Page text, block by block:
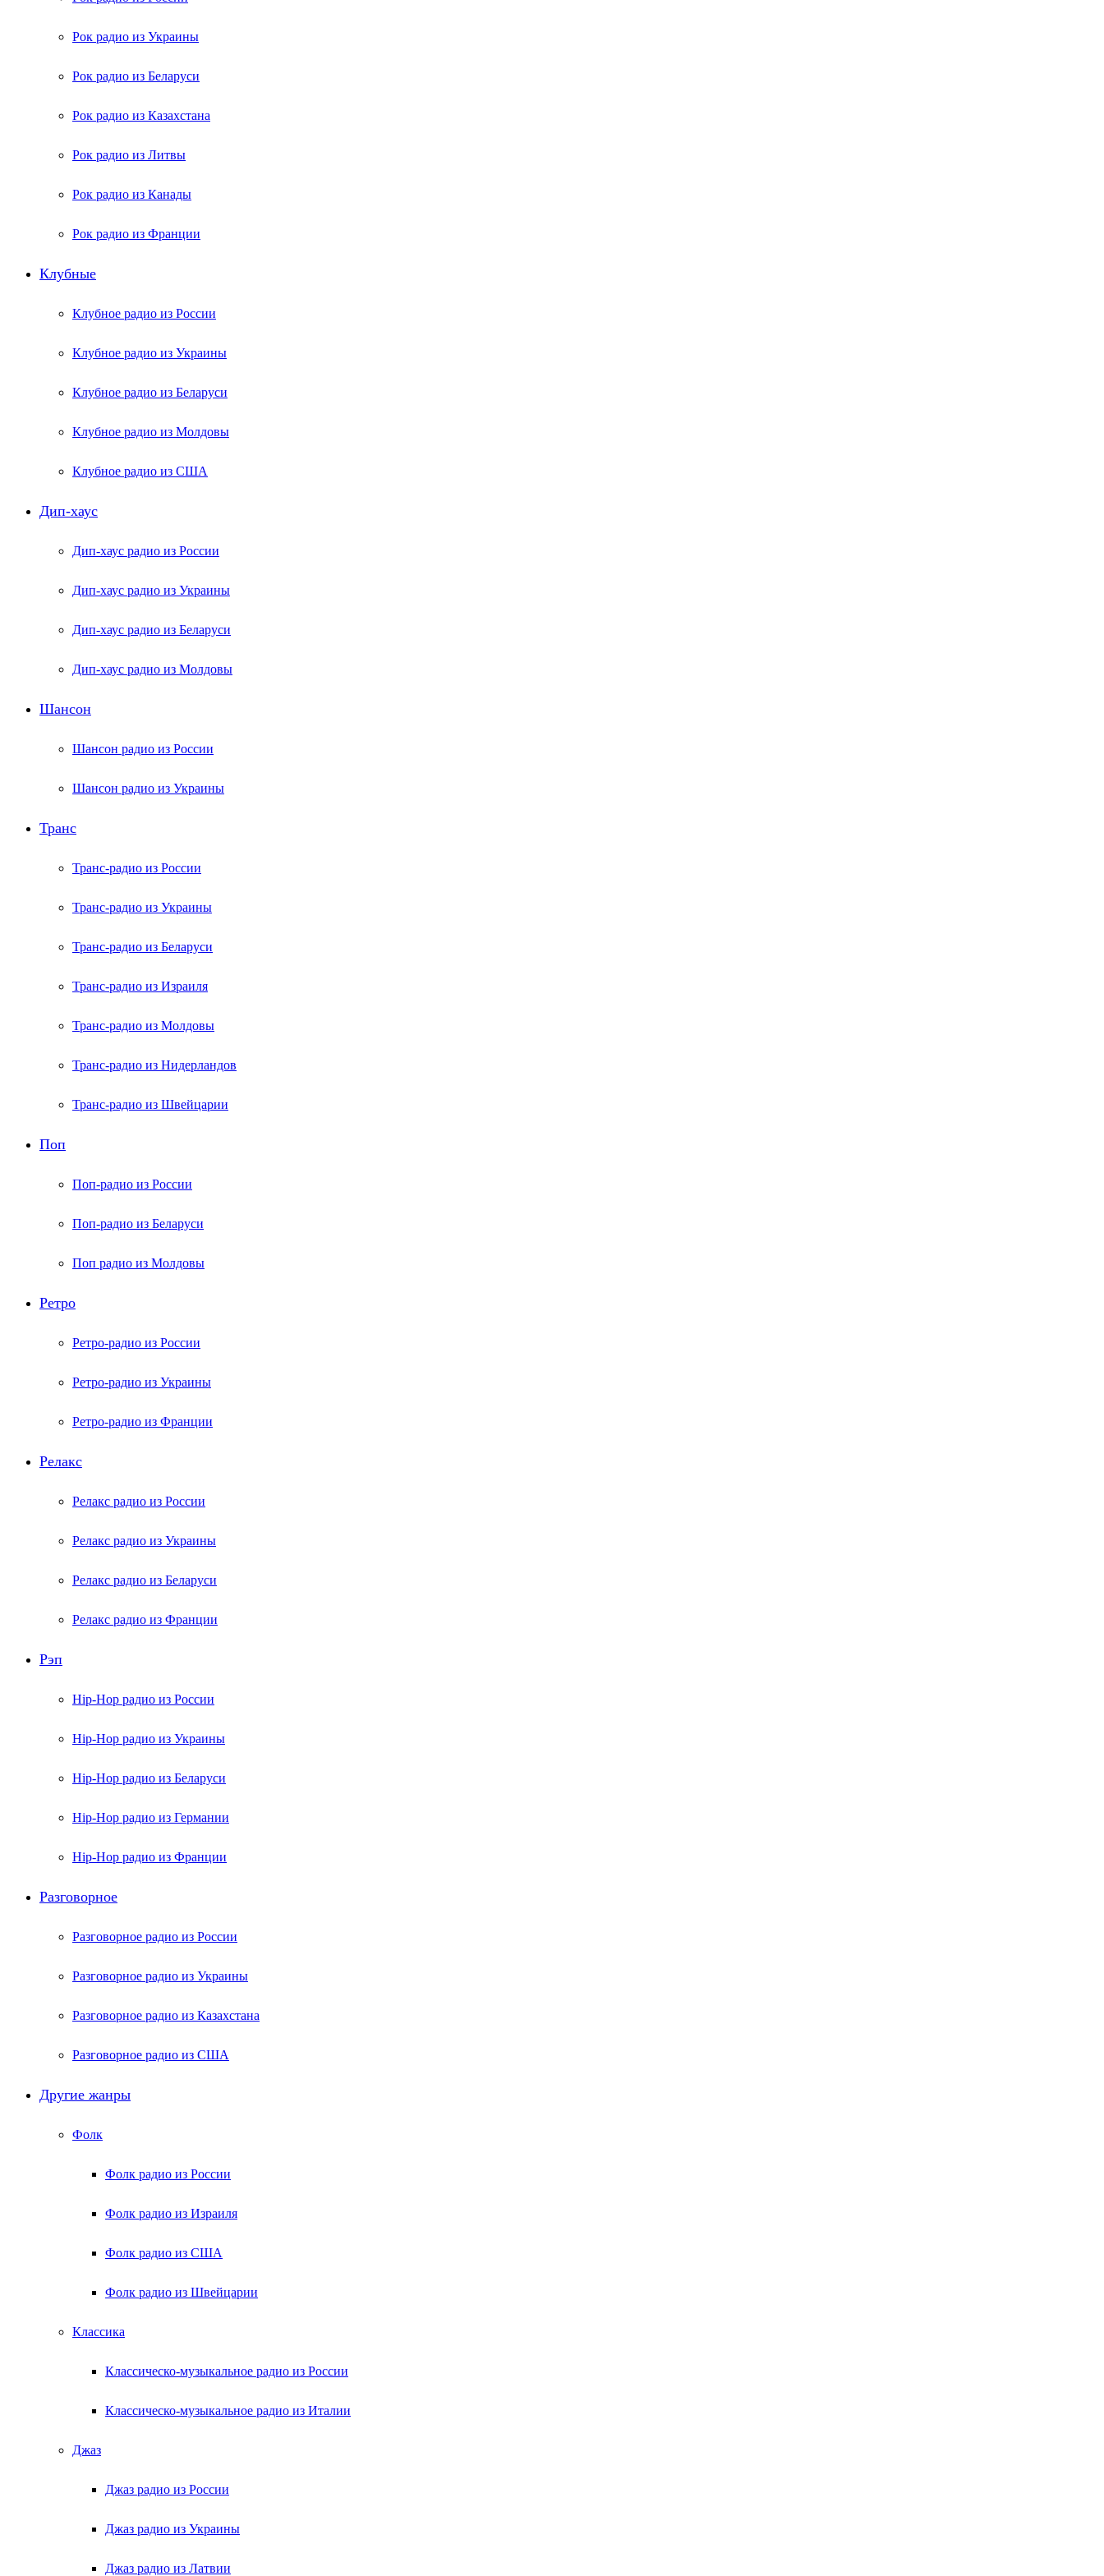
Рок радио из Украины
Рок радио из Беларуси
Рок радио из Казахстана
Рок радио из Литвы
Рок радио из Канады
Рок радио из Франции
Клубные
Клубное радио из России
Клубное радио из Украины
Клубное радио из Беларуси
Клубное радио из Молдовы
Клубное радио из США
Дип-хаус
Дип-хаус радио из России
Дип-хаус радио из Украины
Дип-хаус радио из Беларуси
Дип-хаус радио из Молдовы
Шансон
Шансон радио из России
Шансон радио из Украины
Транс
Транс-радио из России
Транс-радио из Украины
Транс-радио из Беларуси
Транс-радио из Израиля
Транс-радио из Молдовы
Транс-радио из Нидерландов
Транс-радио из Швейцарии
Поп
Поп-радио из России
Поп-радио из Беларуси
Поп радио из Молдовы
Ретро
Ретро-радио из России
Ретро-радио из Украины
Ретро-радио из Франции
Релакс
Релакс радио из России
Релакс радио из Украины
Релакс радио из Беларуси
Релакс радио из Франции
Рэп
Hip-Hop радио из России
Hip-Hop радио из Украины
Hip-Hop радио из Беларуси
Hip-Hop радио из Германии
Hip-Hop радио из Франции
Разговорное
Разговорное радио из России
Разговорное радио из Украины
Разговорное радио из Казахстана
Разговорное радио из США
Другие жанры
Фолк
Фолк радио из России
Фолк радио из Израиля
Фолк радио из США
Фолк радио из Швейцарии
Классика
Классическо-музыкальное радио из России
Классическо-музыкальное радио из Италии
Джаз
Джаз радио из России
Джаз радио из Украины
Джаз радио из Латвии